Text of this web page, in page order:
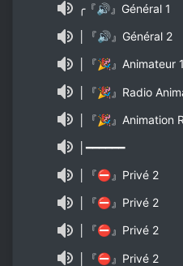
╭『🔊』Général 1
│『🔊』Général 2
│『🎉』Animateur 1
│『🎉』Radio
│『🎉』Animation
│━━━━━━
│『⛔』Privé 2
│『⛔』Privé 2
│『⛔』Privé 2
│『⛔』Privé 2